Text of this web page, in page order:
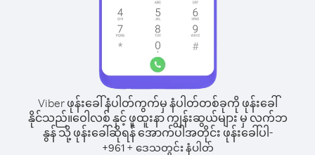
Viber ဖုန်းခေါ်နံပါတ်ကွက်မှ နံပါတ်တစ်ခုကို ဖုန်းခေါ်
နိုင်သည်။ဝေါလစ် နှင့် ဖူထူးနာ ကျွန်းဆွယ်များ မှ လက်ဘ
နွန် သို့ ဖုန်းခေါ်ဆိုရန် အောက်ပါအတိုင်း ဖုန်းခေါ်ပါ-
+961+ ဒေသတွင်း နံပါတ်